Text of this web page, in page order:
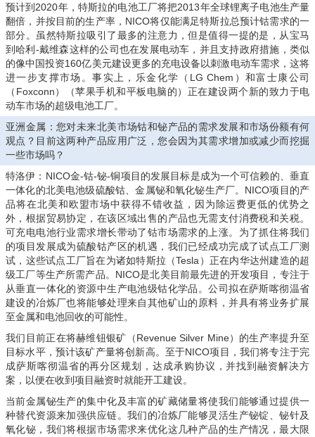
预计到2020年，特斯拉的电池工厂将把2013年全球锂离子电池生产量
翻倍，并按目前的生产率，NICO将仅能满足特斯拉总预计钴需求的一
部分。虽然特斯拉吸引了最多的注意力，但是值得一提的是，从宝马
到哈利-戴维森这样的公司也在发展电动车，并且支持政府措施，类似
的像中国投资160亿美元建设更多的充电设备以刺激电动车需求，这将
进一步支撑市场。事实上，乐金化学（LG Chem）和富士康公司
（Foxconn）（苹果手机和平板电脑的）正在建设两个新的致力于电
动车市场的超级电池工厂。
亚洲金属：您对未来北美市场钴和铋产品的需求发展和市场份额有何
观点？目前这两种产品应用广泛，您会因为其需求增加或减少而挖掘
一些市场吗？
特洛伊：NICO金-钴-铋-铜项目的发展目标是成为一个可信赖的、垂直
一体化的北美电池级硫酸钴、金属铋和氧化铋生产厂。NICO项目的产
品将在北美和欧盟市场中获得不错收益，因为除运费更低的优势之
外，根据贸易协定，在该区域出售的产品也无需支付消费税和关税。
可充电电池行业需求增长带动了钴市场需求的上涨。为了抓住将我们
的项目发展成为硫酸钴产区的机遇，我们已经成功完成了试点工厂测
试，这些试点工厂旨在为诸如特斯拉（Tesla）正在内华达州建造的超
级工厂等生产所需产品。NICO是北美目前最先进的开发项目，专注于
从垂直一体化的资源中生产电池级钴化学品。公司拟在萨斯喀彻温省
建设的冶炼厂也将能够处理来自其他矿山的原料，并具有将业务扩展
至金属和电池回收的可能性。
我们目前正在将赫维钮银矿（Revenue Silver Mine）的生产率提升至
目标水平，预计该矿产量将创新高。至于NICO项目，我们将专注于完
成萨斯喀彻温省的再分区规划，达成承购协议，并找到融资解决方
案，以便在收到项目融资时就能开工建设。
当前金属铋生产的集中化及丰富的矿藏储量将使我们能够通过提供一
种替代资源来加强供应链。我们的冶炼厂能够灵活生产铋锭、铋针及
氧化铋，我们将根据市场需求来优化这几种产品的生产情况，最大限